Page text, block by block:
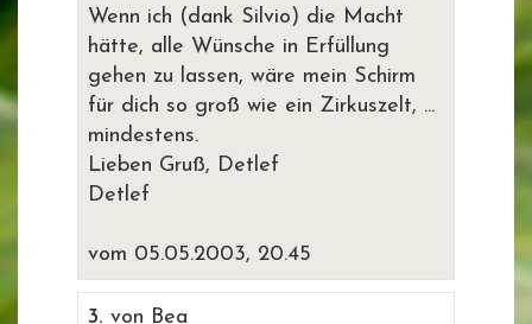
Wenn ich (dank Silvio) die Macht
hätte, alle Wünsche in Erfüllung
gehen zu lassen, wäre mein Schirm
für dich so groß wie ein Zirkuszelt, ...
mindestens.
Lieben Gruß, Detlef
Detlef
vom 05.05.2003, 20.45
3. von Bea